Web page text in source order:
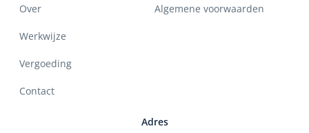
Over
Werkwijze
Vergoeding
Contact
Algemene voorwaarden
Adres